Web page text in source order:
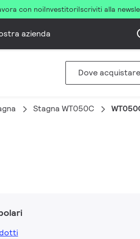
con noiInvestitoriIscriviti alla
azienda
Dove acquistare
Stagna WT050C